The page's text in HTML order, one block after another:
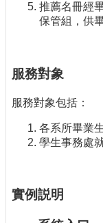
務
導
推薦名冊經
保管組，供
服務對象
服務對象包括：
各系所畢業
學生事務處
實例説明